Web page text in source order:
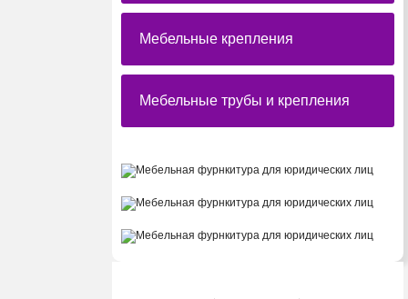
Мебельные крепления
Мебельные трубы и крепления